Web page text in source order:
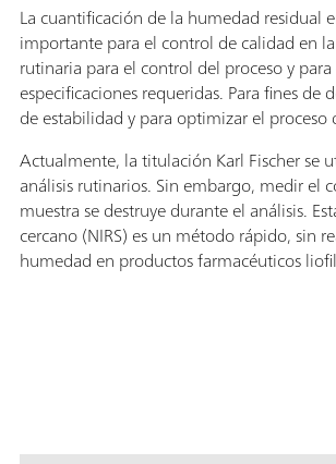
La cuantificación de la humedad residual
importante para el control de calidad en
rutinaria para el control del proceso y
especificaciones requeridas. Para fines
de estabilidad y para optimizar el
Actualmente, la titulación Karl Fischer se
análisis rutinarios. Sin embargo, medir
muestra se destruye durante el análisis.
cercano (NIRS) es un método rápido, sin
humedad en productos farmacéuticos